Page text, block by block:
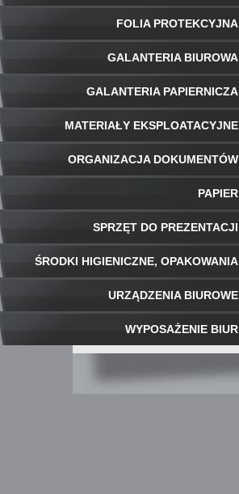
FOLIA PROTEKCYJNA
GALANTERIA BIUROWA
GALANTERIA PAPIERNICZA
MATERIAŁY EKSPLOATACYJNE
ORGANIZACJA DOKUMENTÓW
PAPIER
SPRZĘT DO PREZENTACJI
ŚRODKI HIGIENICZNE, OPAKOWANIA
URZĄDZENIA BIUROWE
WYPOSAŻENIE BIUR